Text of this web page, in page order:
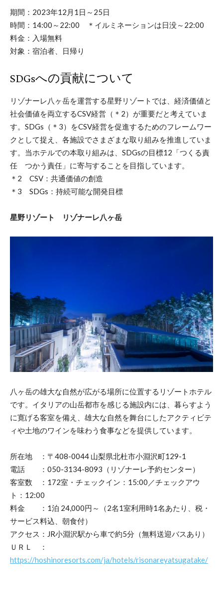
期間：2023年12月1日～25日
時間：14:00～22:00 ＊イルミネーションは日没～22:00
料金：入場無料
対象：宿泊者、日帰り
SDGsへの貢献について
リゾナーレ八ヶ岳を運営する星野リゾートでは、経済価値と
社会価値を両立するCSV経営（＊2）が重要だと考えていま
す。SDGs（＊3）をCSV経営を促進するためのフレームワー
クとして捉え、各施設でさまざまな取り組みを推進していま
す。当ホテルでの本取り組みは、SDGsの目標12「つくる責
任 つかう責任」に寄与することを目指しています。
＊2 CSV：共通価値の創造
＊3 SDGs：持続可能な開発目標
星野リゾート リゾナーレ八ヶ岳
八ヶ岳の雄大な自然が広がる場所に位置するリゾートホテル
です。イタリアの山岳都市を感じる施設内には、暮らすよう
に寛げる客室を備え、雄大な自然を舞台にしたアクティビテ
ィや土地のワインを味わう食事などを提供しています。
所在地 ：〒408-0044 山梨県北杜市小淵沢町129-1
電話 ：050-3134-8093（リゾナーレ予約センター）
客室数 ：172室・チェックイン：15:00／チェックアウ
ト：12:00
料金 ：1泊 24,000円～（2名1室利用時1名あたり、税・
サービス料込、朝食付）
アクセス：JR小淵沢駅から車で約5分（無料送迎バスあり）
ＵＲＬ ：
https://hoshinoresorts.com/ja/hotels/risonareyatsugatake/